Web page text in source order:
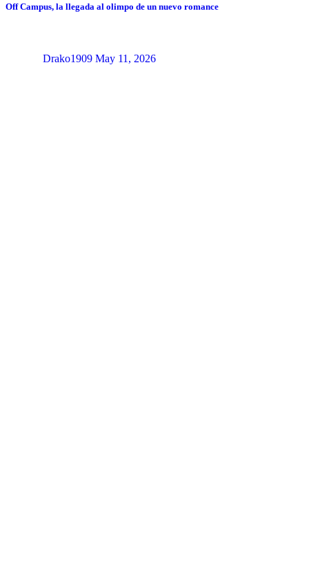
Off Campus, la llegada al olimpo de un nuevo romance
Drako1909 May 11, 2026